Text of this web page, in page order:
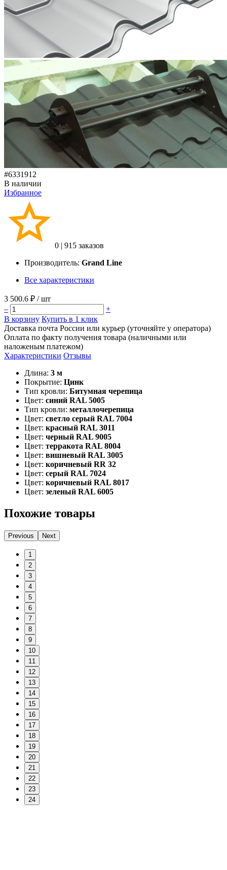
#6331912
В наличии
Избранное
0 | 915 заказов
Производитель: Grand Line
Все характеристики
3 500.6 ₽ / шт
–
+
В корзину Купить в 1 клик
Доставка почта России или курьер (уточняйте у оператора)
Оплата по факту получения товара (наличными или
наложеным платежом)
Характеристики Отзывы
Длина: 3 м
Покрытие: Цинк
Тип кровли: Битумная черепица
Цвет: синий RAL 5005
Тип кровли: металлочерепица
Цвет: светло серый RAL 7004
Цвет: красный RAL 3011
Цвет: черный RAL 9005
Цвет: терракота RAL 8004
Цвет: вишневый RAL 3005
Цвет: коричневый RR 32
Цвет: серый RAL 7024
Цвет: коричневый RAL 8017
Цвет: зеленый RAL 6005
Похожие товары
Previous Next
1
2
3
4
5
6
7
8
9
10
11
12
13
14
15
16
17
18
19
20
21
22
23
24